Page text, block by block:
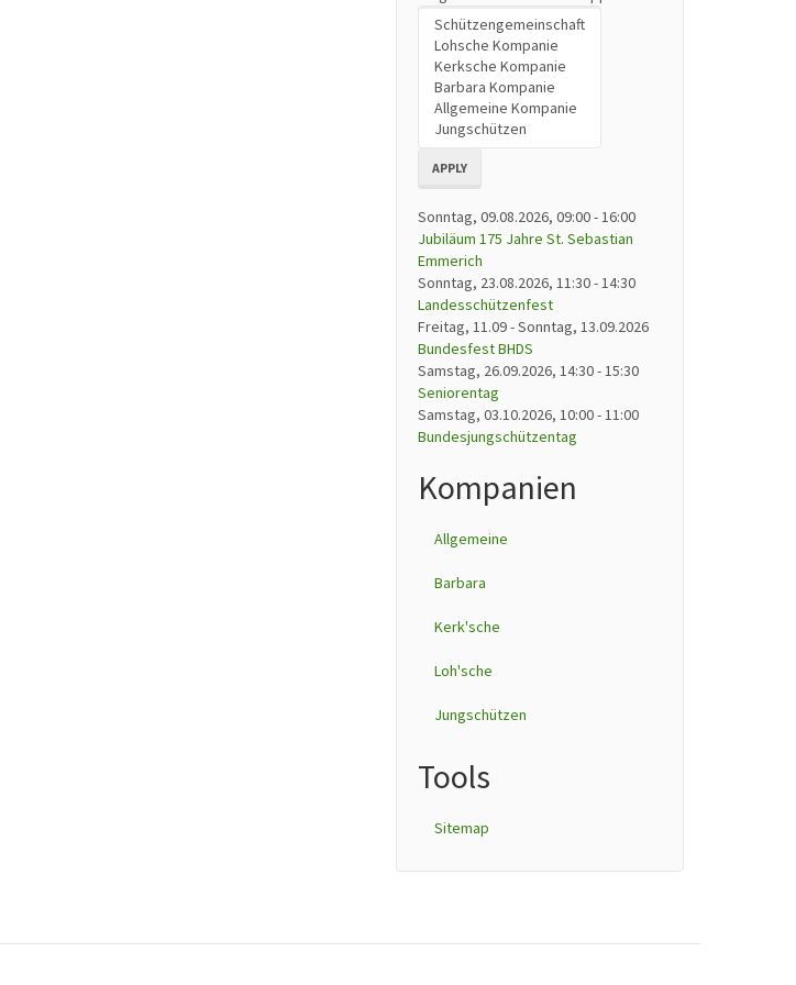
APPLY
Sonntag, 09.08.2026, 09:00-16:00
Jubiläum 175 Jahre St. Sebastian
Emmerich
Sonntag, 23.08.2026, 11:30-14:30
Landesschützenfest
Freitag, 11.09-Sonntag, 13.09.2026
Bundesfest BHDS
Samstag, 26.09.2026, 14:30-15:30
Seniorentag
Samstag, 03.10.2026, 10:00-11:00
Bundesjungschützentag
Kompanien
Allgemeine
Barbara
Kerk'sche
Loh'sche
Jungschützen
Tools
Sitemap